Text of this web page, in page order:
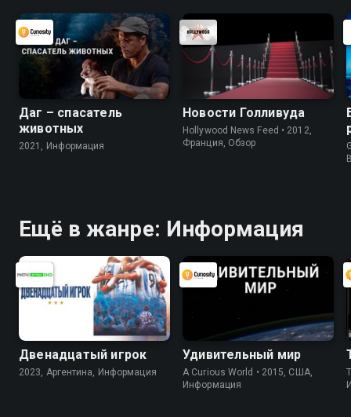
Даг – спасатель
животных
2021, Информация
Новости Голливуда
Hollywood News Feed • 2012,
Франция, Обзор
Ещё в жанре: Информация
Двенадцатый игрок
2023, Аргентина, Информация
Удивительный мир
A Curious World • 2015, США,
Информация